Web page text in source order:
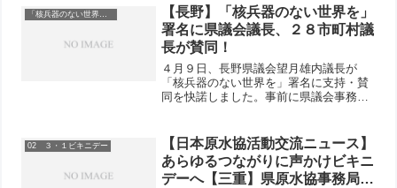
買い物客や学生等に呼びかけました。共
産党米子市議、...
「核兵器のない世界を」
【長野】「核兵器のない世界を」
署名に県議会議長、２８市町村議
長が賛同！
４月９日、長野県議会望月雄内議長が
「核兵器のない世界を」署名に支持・賛
同を快諾しました。事前に県議会事務局
事務局長、遠藤事務局次長と窪田事務局
次長の３名で議長室を訪ねま...
02 ３・１ビキニデー
【日本原水協活動交流ニュース】
あらゆるつながりに声かけビキニ
デーへ【三重】県原水協事務局長